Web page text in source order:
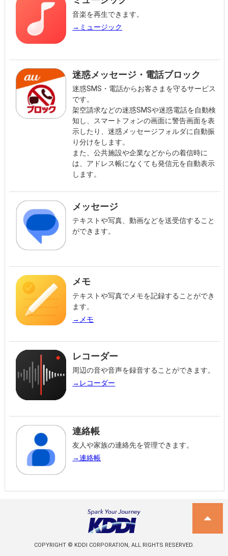
音楽を再生できます。
→ミュージック
迷惑メッセージ・電話ブロック
迷惑SMS・電話からお客さまを守るサービス
です。
架空請求などの迷惑SMSや迷惑電話を自動検
知し、スマートフォンの画面に警告画面を表
示したり、迷惑メッセージフォルダに自動振
り分けをします。
また、公共施設や企業などからの着信時に
は、アドレス帳になくても発信元を自動表示
します。
メッセージ
テキストや写真、動画などを送受信すること
ができます。
メモ
テキストや写真でメモを記録することができ
ます。
→メモ
レコーダー
周辺の音や音声を録音することができます。
→レコーダー
連絡帳
友人や家族の連絡先を管理できます。
→連絡帳
COPYRIGHT © KDDI CORPORATION, ALL RIGHTS RESERVED.